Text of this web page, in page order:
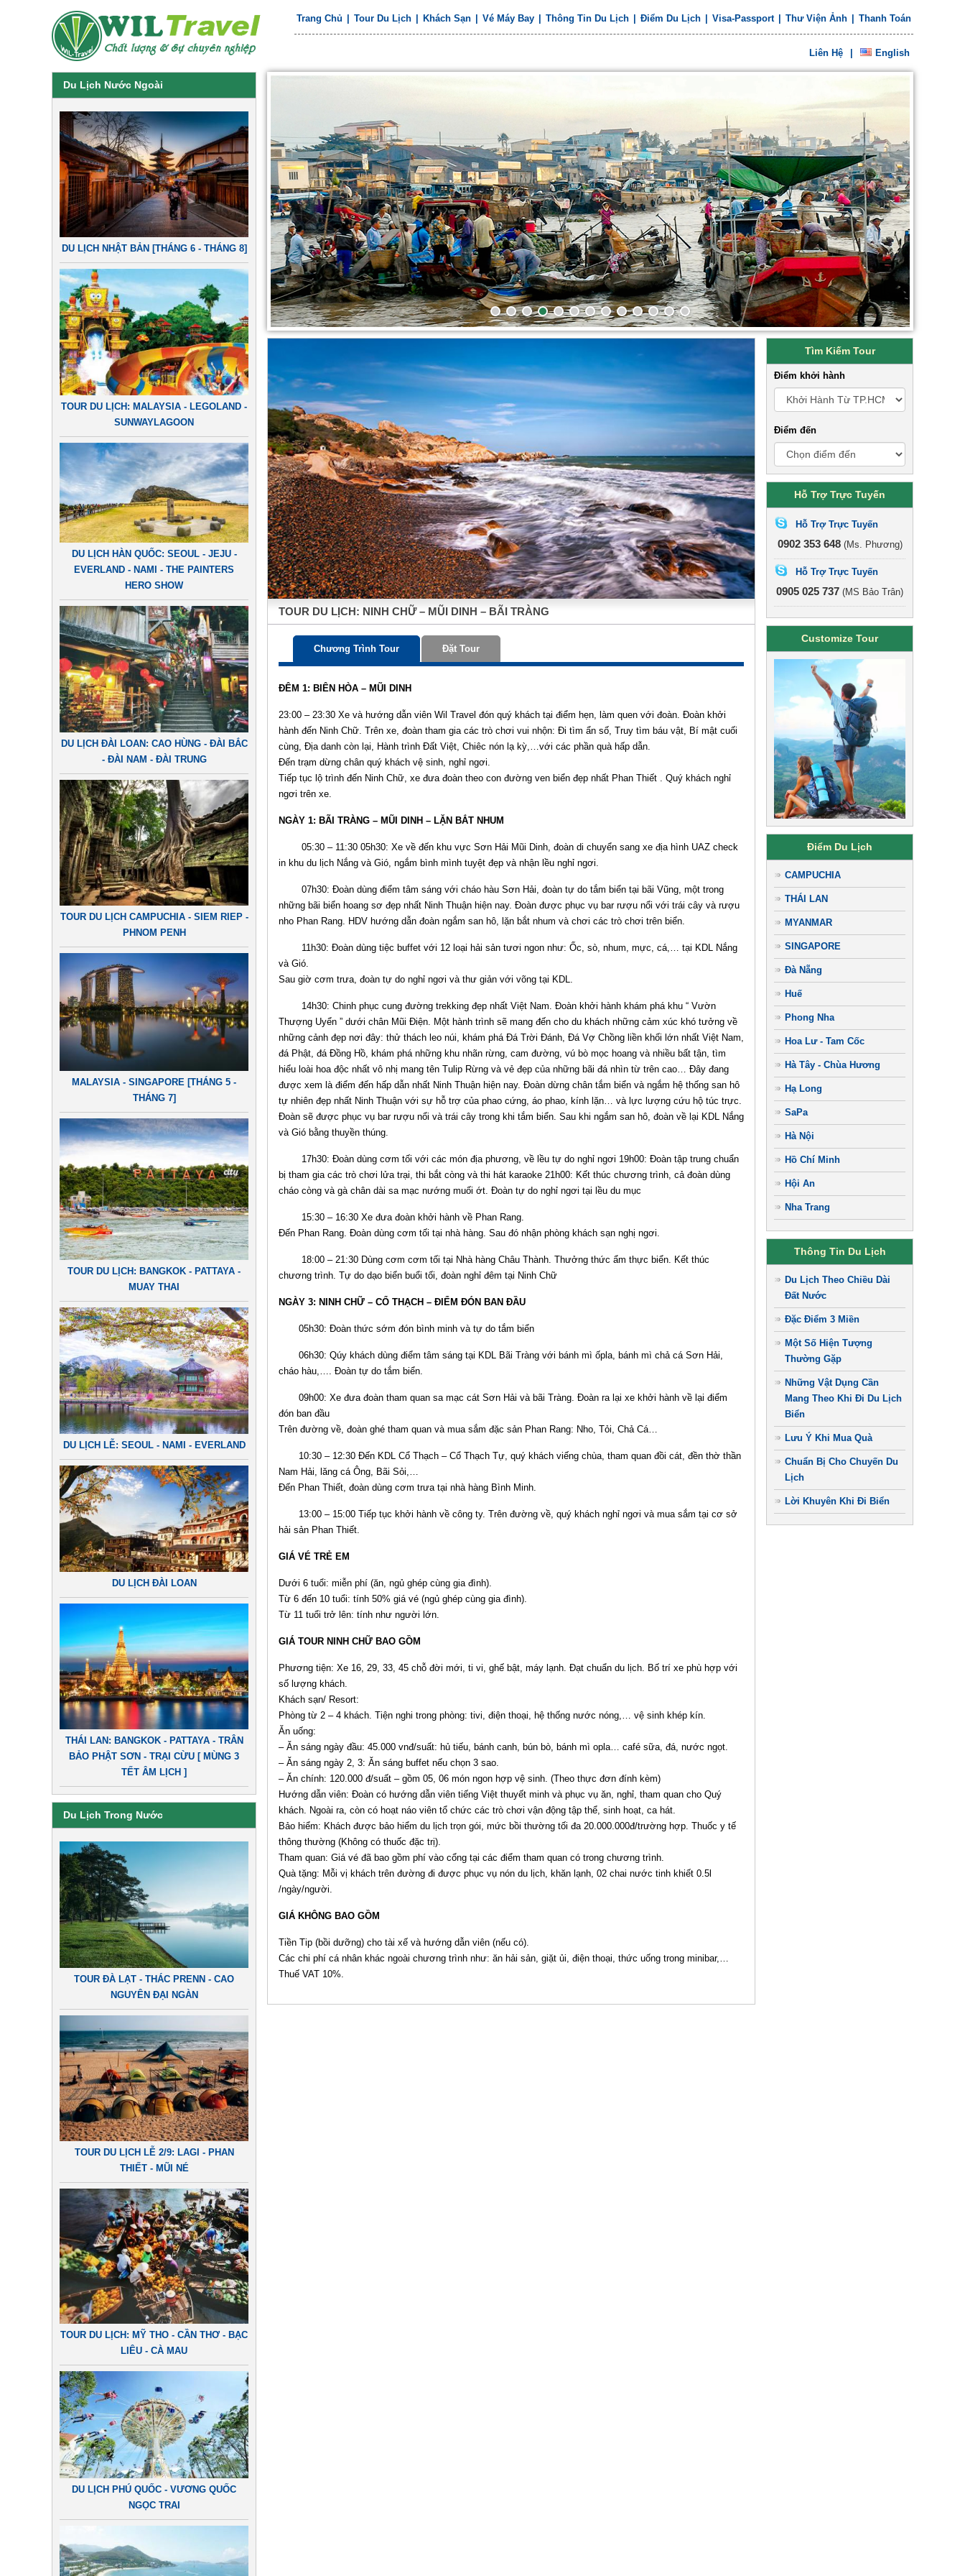
Trang Chủ Tour Du Lịch Khách Sạn Vé Máy Bay Thông Tin Du Lịch Điểm Du Lịch Visa-Passport Thư Viện Ảnh Thanh Toán
English
Liên Hệ
Du Lịch Nước Ngoài
DU LỊCH NHẬT BẢN [THÁNG 6 - THÁNG 8]
TOUR DU LỊCH: MALAYSIA - LEGOLAND -
SUNWAYLAGOON
DU LỊCH HÀN QUỐC: SEOUL - JEJU -
EVERLAND - NAMI - THE PAINTERS
HERO SHOW
DU LỊCH ĐÀI LOAN: CAO HÙNG - ĐÀI BẮC
- ĐÀI NAM - ĐÀI TRUNG
TOUR DU LỊCH CAMPUCHIA - SIEM RIEP -
PHNOM PENH
MALAYSIA - SINGAPORE [THÁNG 5 -
THÁNG 7]
TOUR DU LỊCH: BANGKOK - PATTAYA -
MUAY THAI
DU LỊCH LỄ: SEOUL - NAMI - EVERLAND
DU LỊCH ĐÀI LOAN
THÁI LAN: BANGKOK - PATTAYA - TRÂN
BẢO PHẬT SƠN - TRẠI CỪU [ MÙNG 3
TẾT ÂM LỊCH ]
Du Lịch Trong Nước
TOUR ĐÀ LẠT - THÁC PRENN - CAO
NGUYÊN ĐẠI NGÀN
TOUR DU LỊCH LỄ 2/9: LAGI - PHAN
THIẾT - MŨI NÉ
TOUR DU LỊCH: MỸ THO - CẦN THƠ - BẠC
LIÊU - CÀ MAU
DU LỊCH PHÚ QUỐC - VƯƠNG QUỐC
NGỌC TRAI
TOUR DU LỊCH: NINH CHỮ – MŨI DINH – BÃI TRÀNG
Chương Trình Tour Đặt Tour
ĐÊM 1: BIÊN HÒA – MŨI DINH
23:00 – 23:30 Xe và hướng dẫn viên Wil Travel đón quý khách tại điểm hẹn, làm quen với đoàn. Đoàn khởi
hành đến Ninh Chữ. Trên xe, đoàn tham gia các trò chơi vui nhộn: Đi tìm ẩn số, Truy tìm báu vật, Bí mật cuối
cùng, Địa danh còn lại, Hành trình Đất Việt, Chiêc nón lạ kỳ,…với các phần quà hấp dẫn.
Đến trạm dừng chân quý khách vệ sinh, nghỉ ngơi.
Tiếp tục lộ trình đến Ninh Chữ, xe đưa đoàn theo con đường ven biển đẹp nhất Phan Thiết . Quý khách nghỉ
ngơi trên xe.
NGÀY 1: BÃI TRÀNG – MŨI DINH – LẶN BẮT NHUM
05:30 – 11:30 05h30: Xe về đến khu vực Sơn Hải Mũi Dinh, đoàn di chuyển sang xe địa hình UAZ check
in khu du lịch Nắng và Gió, ngắm bình mình tuyệt đẹp và nhận lều nghỉ ngơi.
07h30: Đoàn dùng điểm tâm sáng với cháo hàu Sơn Hải, đoàn tự do tắm biển tại bãi Vũng, một trong
những bãi biển hoang sơ đẹp nhất Ninh Thuận hiện nay. Đoàn được phục vụ bar rượu nổi với trái cây và rượu
nho Phan Rang. HDV hướng dẫn đoàn ngắm san hô, lặn bắt nhum và chơi các trò chơi trên biển.
11h30: Đoàn dùng tiệc buffet với 12 loại hải sản tươi ngon như: Ốc, sò, nhum, mực, cá,… tại KDL Nắng
và Gió.
Sau giờ cơm trưa, đoàn tự do nghỉ ngơi và thư giản với võng tại KDL.
14h30: Chinh phục cung đường trekking đẹp nhất Việt Nam. Đoàn khởi hành khám phá khu “ Vườn
Thượng Uyển ” dưới chân Mũi Điện. Một hành trình sẽ mang đến cho du khách những cảm xúc khó tưởng về
những cảnh đẹp nơi đây: thử thách leo núi, khám phá Đá Trời Đánh, Đá Vợ Chồng liền khối lớn nhất Việt Nam,
đá Phật, đá Đồng Hồ, khám phá những khu nhãn rừng, cam đường, vú bò mọc hoang và nhiều bất tận, tìm
hiểu loài hoa độc nhất vô nhị mang tên Tulip Rừng và vẻ đẹp của những bãi đá nhìn từ trên cao… Đây đang
được xem là điểm đến hấp dẫn nhất Ninh Thuận hiện nay. Đoàn dừng chân tắm biển và ngắm hệ thống san hô
tự nhiên đẹp nhất Ninh Thuận với sự hỗ trợ của phao cứng, áo phao, kính lặn… và lực lượng cứu hộ túc trực.
Đoàn sẽ được phục vụ bar rượu nổi và trái cây trong khi tắm biển. Sau khi ngắm san hô, đoàn về lại KDL Nắng
và Gió bằng thuyền thúng.
17h30: Đoàn dùng cơm tối với các món địa phương, về lều tự do nghỉ ngơi 19h00: Đoàn tập trung chuẩn
bị tham gia các trò chơi lửa trại, thi bắt còng và thi hát karaoke 21h00: Kết thúc chương trình, cả đoàn dùng
cháo còng và gà chân dài sa mạc nướng muối ớt. Đoàn tự do nghỉ ngơi tại lều du mục
15:30 – 16:30 Xe đưa đoàn khởi hành về Phan Rang.
Đến Phan Rang. Đoàn dùng cơm tối tại nhà hàng. Sau đó nhận phòng khách sạn nghị ngơi.
18:00 – 21:30 Dùng cơm cơm tối tại Nhà hàng Châu Thành. Thưởng thức ẩm thực biển. Kết thúc
chương trình. Tự do dạo biển buổi tối, đoàn nghỉ đêm tại Ninh Chữ
NGÀY 3: NINH CHỮ – CỔ THẠCH – ĐIỂM ĐÓN BAN ĐẦU
05h30: Đoàn thức sớm đón bình minh và tự do tắm biển
06h30: Qúy khách dùng điểm tâm sáng tại KDL Bãi Tràng với bánh mì ốpla, bánh mì chả cá Sơn Hải,
cháo hàu,…. Đoàn tự do tắm biển.
09h00: Xe đưa đoàn tham quan sa mạc cát Sơn Hải và bãi Tràng. Đoàn ra lại xe khởi hành về lại điểm
đón ban đầu
Trên đường về, đoàn ghé tham quan và mua sắm đặc sản Phan Rang: Nho, Tỏi, Chả Cá…
10:30 – 12:30 Đến KDL Cổ Thạch – Cổ Thạch Tự, quý khách viếng chùa, tham quan đồi cát, đền thờ thần
Nam Hải, lăng cá Ông, Bãi Sỏi,…
Đến Phan Thiết, đoàn dùng cơm trưa tại nhà hàng Bình Minh.
13:00 – 15:00 Tiếp tục khởi hành về công ty. Trên đường về, quý khách nghỉ ngơi và mua sắm tại cơ sở
hải sản Phan Thiết.
GIÁ VÉ TRẺ EM
Dưới 6 tuổi: miễn phí (ăn, ngủ ghép cùng gia đình).
Từ 6 đến 10 tuổi: tính 50% giá vé (ngủ ghép cùng gia đình).
Từ 11 tuổi trở lên: tính như người lớn.
GIÁ TOUR NINH CHỮ BAO GỒM
Phương tiện: Xe 16, 29, 33, 45 chỗ đời mới, ti vi, ghế bật, máy lạnh. Đạt chuẩn du lịch. Bố trí xe phù hợp với
số lượng khách.
Khách sạn/ Resort:
Phòng từ 2 – 4 khách. Tiện nghi trong phòng: tivi, điện thoại, hệ thống nước nóng,… vệ sinh khép kín.
Ăn uống:
– Ăn sáng ngày đầu: 45.000 vnđ/suất: hủ tiếu, bánh canh, bún bò, bánh mì opla… café sữa, đá, nước ngọt.
– Ăn sáng ngày 2, 3: Ăn sáng buffet nếu chọn 3 sao.
– Ăn chính: 120.000 đ/suất – gồm 05, 06 món ngon hợp vệ sinh. (Theo thực đơn đính kèm)
Hướng dẫn viên: Đoàn có hướng dẫn viên tiếng Việt thuyết minh và phục vụ ăn, nghỉ, tham quan cho Quý
khách. Ngoài ra, còn có hoạt náo viên tổ chức các trò chơi vận động tập thể, sinh hoạt, ca hát.
Bảo hiểm: Khách được bảo hiểm du lịch trọn gói, mức bồi thường tối đa 20.000.000đ/trường hợp. Thuốc y tế
thông thường (Không có thuốc đặc trị).
Tham quan: Giá vé đã bao gồm phí vào cổng tại các điểm tham quan có trong chương trình.
Quà tặng: Mỗi vị khách trên đường đi được phục vụ nón du lịch, khăn lạnh, 02 chai nước tinh khiết 0.5l
/ngày/người.
GIÁ KHÔNG BAO GỒM
Tiền Tip (bồi dưỡng) cho tài xế và hướng dẫn viên (nếu có).
Các chi phí cá nhân khác ngoài chương trình như: ăn hải sản, giặt ủi, điện thoại, thức uống trong minibar,…
Thuế VAT 10%.
Tìm Kiếm Tour
Điểm khởi hành
Điểm đến
Hỗ Trợ Trực Tuyến
Hỗ Trợ Trực Tuyến
0902 353 648(Ms. Phương)
Hỗ Trợ Trực Tuyến
0905 025 737 (MS Bảo Trân)
Customize Tour
Điểm Du Lịch
CAMPUCHIA
THÁI LAN
MYANMAR
SINGAPORE
Đà Nẵng
Huế
Phong Nha
Hoa Lư - Tam Cốc
Hà Tây - Chùa Hương
Hạ Long
SaPa
Hà Nội
Hồ Chí Minh
Hội An
Nha Trang
Thông Tin Du Lịch
Du Lịch Theo Chiều Dài
Đất Nước
Đặc Điểm 3 Miền
Một Số Hiện Tượng
Thường Gặp
Những Vật Dụng Cần
Mang Theo Khi Đi Du Lịch
Biển
Lưu Ý Khi Mua Quà
Chuẩn Bị Cho Chuyến Du
Lịch
Lời Khuyên Khi Đi Biển